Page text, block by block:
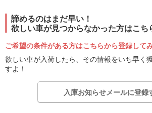
諦めるのはまだ早い！
欲しい車が見つからなかった方はこち
ご希望の条件がある方はこちらから登録して
欲しい車が入荷したら、その情報をいち早く
すよ！
入庫お知らせメールに登録